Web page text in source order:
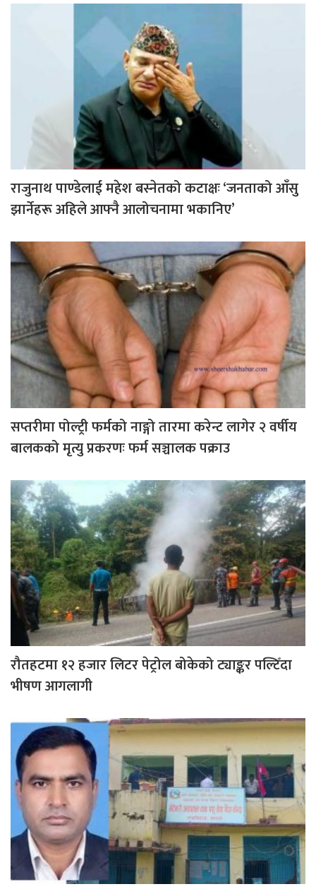
राजुनाथ पाण्डेलाई महेश बस्नेतको कटाक्षः ‘जनताको आँसु
झार्नेहरू अहिले आफ्नै आलोचनामा भकानिए’
सप्तरीमा पोल्ट्री फर्मको नाङ्गो तारमा करेन्ट लागेर २ वर्षीय
बालकको मृत्यु प्रकरणः फर्म सञ्चालक पक्राउ
रौतहटमा १२ हजार लिटर पेट्रोल बोकेको ट्याङ्कर पल्टिँदा
भीषण आगलागी